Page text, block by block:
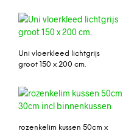
Uni vloerkleed lichtgrijs
groot 150 x 200 cm.
rozenkelim kussen 50cm x